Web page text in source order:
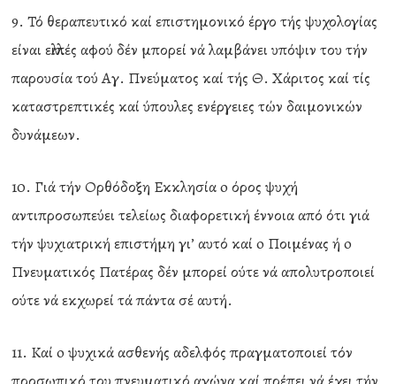
9. Τό θεραπευτικό καί επιστημονικό έργο τής ψυχολογίας
είναι ελλιπές αφού δέν μπορεί νά λαμβάνει υπόψιν του τήν
παρουσία τού Αγ. Πνεύματος καί τής Θ. Χάριτος καί τίς
καταστρεπτικές καί ύπουλες ενέργειες τών δαιμονικών
δυνάμεων.
10. Γιά τήν Ορθόδοξη Εκκλησία o όρος ψυχή
αντιπροσωπεύει τελείως διαφορετική έννοια από ότι γιά
τήν ψυχιατρική επιστήμη γι’ αυτό καί o Ποιμένας ή o
Πνευματικός Πατέρας δέν μπορεί ούτε νά απολυτροποιεί
ούτε νά εκχωρεί τά πάντα σέ αυτή.
11. Καί o ψυχικά ασθενής αδελφός πραγματοποιεί τόν